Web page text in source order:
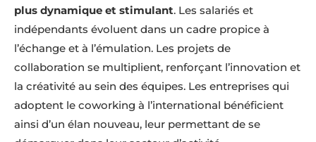
plus dynamique et stimulant. Les salariés et
indépendants évoluent dans un cadre propice à
l’échange et à l’émulation. Les projets de
collaboration se multiplient, renforçant l’innovation et
la créativité au sein des équipes. Les entreprises qui
adoptent le coworking à l’international bénéficient
ainsi d’un élan nouveau, leur permettant de se